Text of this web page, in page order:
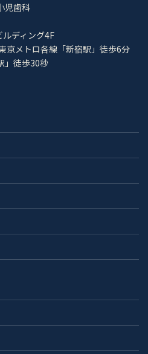
児歯科
ディング4F
京メトロ各線「新宿駅」徒歩6分
」徒歩30秒